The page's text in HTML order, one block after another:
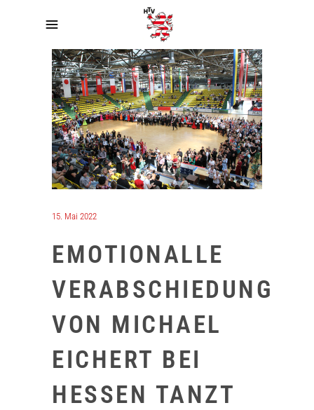
15. Mai 2022
EMOTIONALLE
VERABSCHIEDUNG
VON MICHAEL
EICHERT BEI
HESSEN TANZT